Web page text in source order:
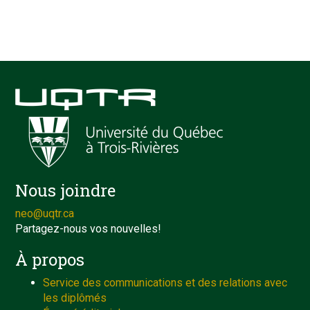
Nous joindre
neo@uqtr.ca
Partagez-nous vos nouvelles!
À propos
Service des communications et des relations avec
les diplômés